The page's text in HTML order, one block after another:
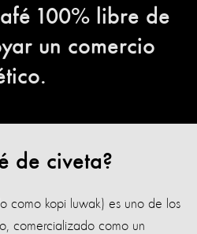
100% libre de
un comercio
de civeta?
como kopi luwak) es uno de los
comercializado como un